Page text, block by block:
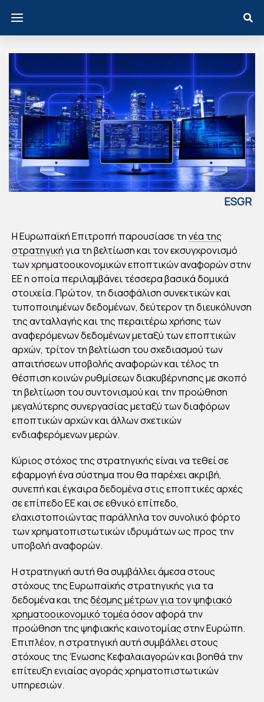
ESGR
ΜΙΣ
ΙΟΝ
: Η
ΝΕ
Α
ΣΤ
ΓΙΚ
ΣΤ
ΦΙΑ
ΚΟ
ΧΡ
ΗΜ
ΑΤ
ΜΙΚ
ΤΟ
Α
Η Ευρωπαϊκή Επιτροπή παρουσίασε τηνέα της
στρατηγικήγια τη βελτίωση και τον εκσυγχρονισμό
των χρηματοοικονομικών εποπτικών αναφορών στην
ΕΕ η οποία περιλαμβάνει τέσσερα βασικά δομικά
στοιχεία. Πρώτον, τη διασφάλιση συνεκτικών και
τυποποιημένων δεδομένων, δεύτερον τη διευκόλυνση
της ανταλλαγής και της περαιτέρω χρήσης των
αναφερόμενων δεδομένων μεταξύ των εποπτικών
αρχών, τρίτον τη βελτίωση του σχεδιασμού των
απαιτήσεων υποβολής αναφορών και τέλος τη
θέσπιση κοινών ρυθμίσεων διακυβέρνησης με σκοπό
τη βελτίωση του συντονισμού και την προώθηση
μεγαλύτερης συνεργασίας μεταξύ των διαφόρων
εποπτικών αρχών και άλλων σχετικών
ενδιαφερόμενων μερών.
Κύριος στόχος της στρατηγικής είναι να τεθεί σε
εφαρμογή ένα σύστημα που θα παρέχει ακριβή,
συνεπή και έγκαιρα δεδομένα στις εποπτικές αρχές
σε επίπεδο ΕΕ και σε εθνικό επίπεδο,
ελαχιστοποιώντας παράλληλα τον συνολικό φόρτο
των χρηματοπιστωτικών ιδρυμάτων ως προς την
υποβολή αναφορών.
Η στρατηγική αυτή θα συμβάλλει άμεσα στους
στόχους της Ευρωπαϊκής στρατηγικής για τα
δεδομένα και τηςδέσμης μέτρων για τον ψηφιακό
χρηματοοικονομικό τομέαόσον αφορά την
προώθηση της ψηφιακής καινοτομίας στην Ευρώπη.
Επιπλέον, η στρατηγική αυτή συμβάλλει στους
στόχους της Ένωσης Κεφαλαιαγορών και βοηθά την
επίτευξη ενιαίας αγοράς χρηματοπιστωτικών
υπηρεσιών.